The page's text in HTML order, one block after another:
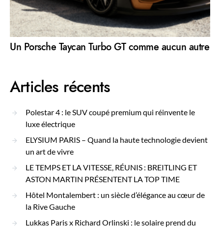
Un Porsche Taycan Turbo GT comme aucun autre
Articles récents
Polestar 4 : le SUV coupé premium qui réinvente le
luxe électrique
ELYSIUM PARIS – Quand la haute technologie devient
un art de vivre
LE TEMPS ET LA VITESSE, RÉUNIS : BREITLING ET
ASTON MARTIN PRÉSENTENT LA TOP TIME
Hôtel Montalembert : un siècle d’élégance au cœur de
la Rive Gauche
Lukkas Paris x Richard Orlinski : le solaire prend du